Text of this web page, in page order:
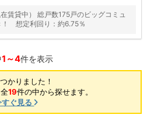
貸中） 総戸数175戸のビッグコミュ
！ 想定利回り：約6.75％
1～4件を表示
かりました！
19件の中から探せます。
すぐ見る